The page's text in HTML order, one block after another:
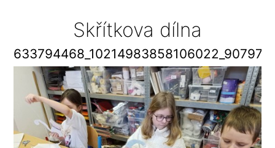
Skřítkova dílna